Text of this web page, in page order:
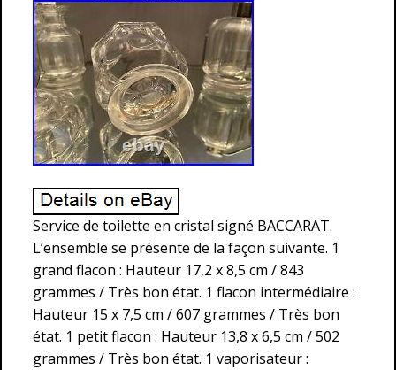
Service de toilette en cristal signé BACCARAT.
L’ensemble se présente de la façon suivante. 1
grand flacon : Hauteur 17,2 x 8,5 cm / 843
grammes / Très bon état. 1 flacon intermédiaire :
Hauteur 15 x 7,5 cm / 607 grammes / Très bon
état. 1 petit flacon : Hauteur 13,8 x 6,5 cm / 502
grammes / Très bon état. 1 vaporisateur :